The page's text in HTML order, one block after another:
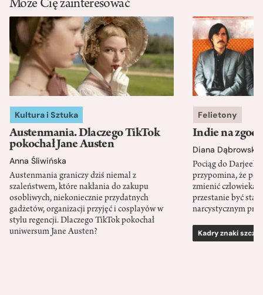
Może Cię zainteresować
Kultura i Sztuka
Austenmania. Dlaczego TikTok
pokochał Jane Austen
Anna Śliwińska
Austenmania graniczy dziś niemal z
szaleństwem, które nakłania do zakupu
osobliwych, niekoniecznie przydatnych
gadżetów, organizacji przyjęć i cosplayów w
stylu regencji. Dlaczego TikTok pokochał
uniwersum Jane Austen?
Felietony
Indie na
Diana Dąbrowska
Pociąg do
przypomina, że
zmienić człowieka
przestanie być
narcystycznym
Kadry znaki